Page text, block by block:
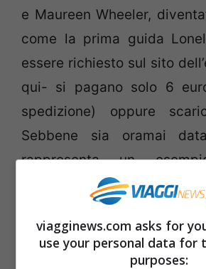
e Maureen Wheeler,
come la prima guida
essere richiesto sul sito
qui- si pagano solo 6
spedizione) oppure
Sebbene sia oramai
rappresenta un
letteratura di viaggio, in
guida turistica redatta
riguardo per il budget.
viagginews.com asks for
use your personal data for
purposes: